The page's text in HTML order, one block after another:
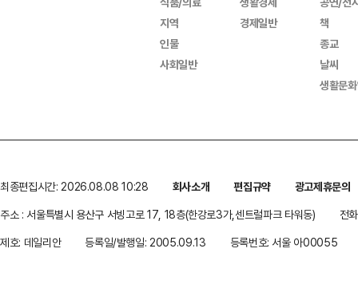
지역
인물
사회일반
경제일반
책
종교
날씨
생활문
최종편집시간: 2026.08.08 10:28 회사소개 편집규약
광고제휴문의
주소 : 서울특별시 용산구 서빙고로 17, 18층(한강로3가,센트럴파크 타워동)
전
제호: 데일리안
등록일/발행일: 2005.09.13 등록번호: 서울 아00055